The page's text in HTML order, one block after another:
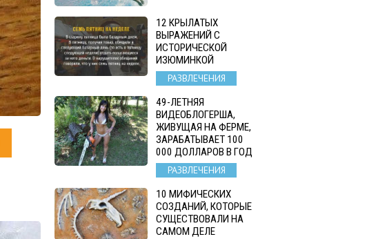
12 КРЫЛАТЫХ
ВЫРАЖЕНИЙ С
ИСТОРИЧЕСКОЙ
ИЗЮМИНКОЙ
РАЗВЛЕЧЕНИЯ
49-ЛЕТНЯЯ
ВИДЕОБЛОГЕРША,
ЖИВУЩАЯ НА ФЕРМЕ,
ЗАРАБАТЫВАЕТ 100
000 ДОЛЛАРОВ В ГОД
РАЗВЛЕЧЕНИЯ
10 МИФИЧЕСКИХ
СОЗДАНИЙ, КОТОРЫЕ
СУЩЕСТВОВАЛИ НА
САМОМ ДЕЛЕ